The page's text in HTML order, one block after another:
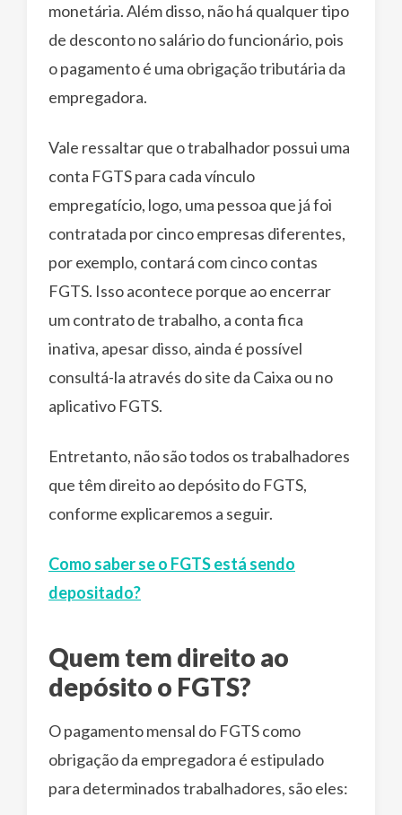
monetária. Além disso, não há qualquer tipo
de desconto no salário do funcionário, pois
o pagamento é uma obrigação tributária da
empregadora.
Vale ressaltar que o trabalhador possui uma
conta FGTS para cada vínculo
empregatício, logo, uma pessoa que já foi
contratada por cinco empresas diferentes,
por exemplo, contará com cinco contas
FGTS. Isso acontece porque ao encerrar
um contrato de trabalho, a conta fica
inativa, apesar disso, ainda é possível
consultá-la através do site da Caixa ou no
aplicativo FGTS.
Entretanto, não são todos os trabalhadores
que têm direito ao depósito do FGTS,
conforme explicaremos a seguir.
Como saber se o FGTS está sendo
depositado?
Quem tem direito ao
depósito o FGTS?
O pagamento mensal do FGTS como
obrigação da empregadora é estipulado
para determinados trabalhadores, são eles: